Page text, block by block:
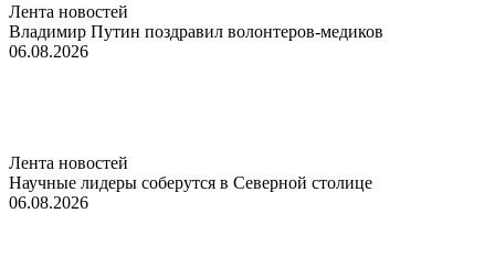
Лента новостей
Владимир Путин поздравил волонтеров-медиков
06.08.2026
Лента новостей
Научные лидеры соберутся в Северной столице
06.08.2026